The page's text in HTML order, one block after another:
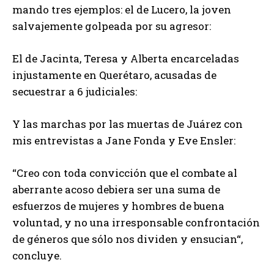
mando tres ejemplos: el de Lucero, la joven
salvajemente golpeada por su agresor:
El de Jacinta, Teresa y Alberta encarceladas
injustamente en Querétaro, acusadas de
secuestrar a 6 judiciales:
Y las marchas por las muertas de Juárez con
mis entrevistas a Jane Fonda y Eve Ensler:
“Creo con toda convicción que el combate al
aberrante acoso debiera ser una suma de
esfuerzos de mujeres y hombres de buena
voluntad, y no una irresponsable confrontación
de géneros que sólo nos dividen y ensucian“,
concluye.